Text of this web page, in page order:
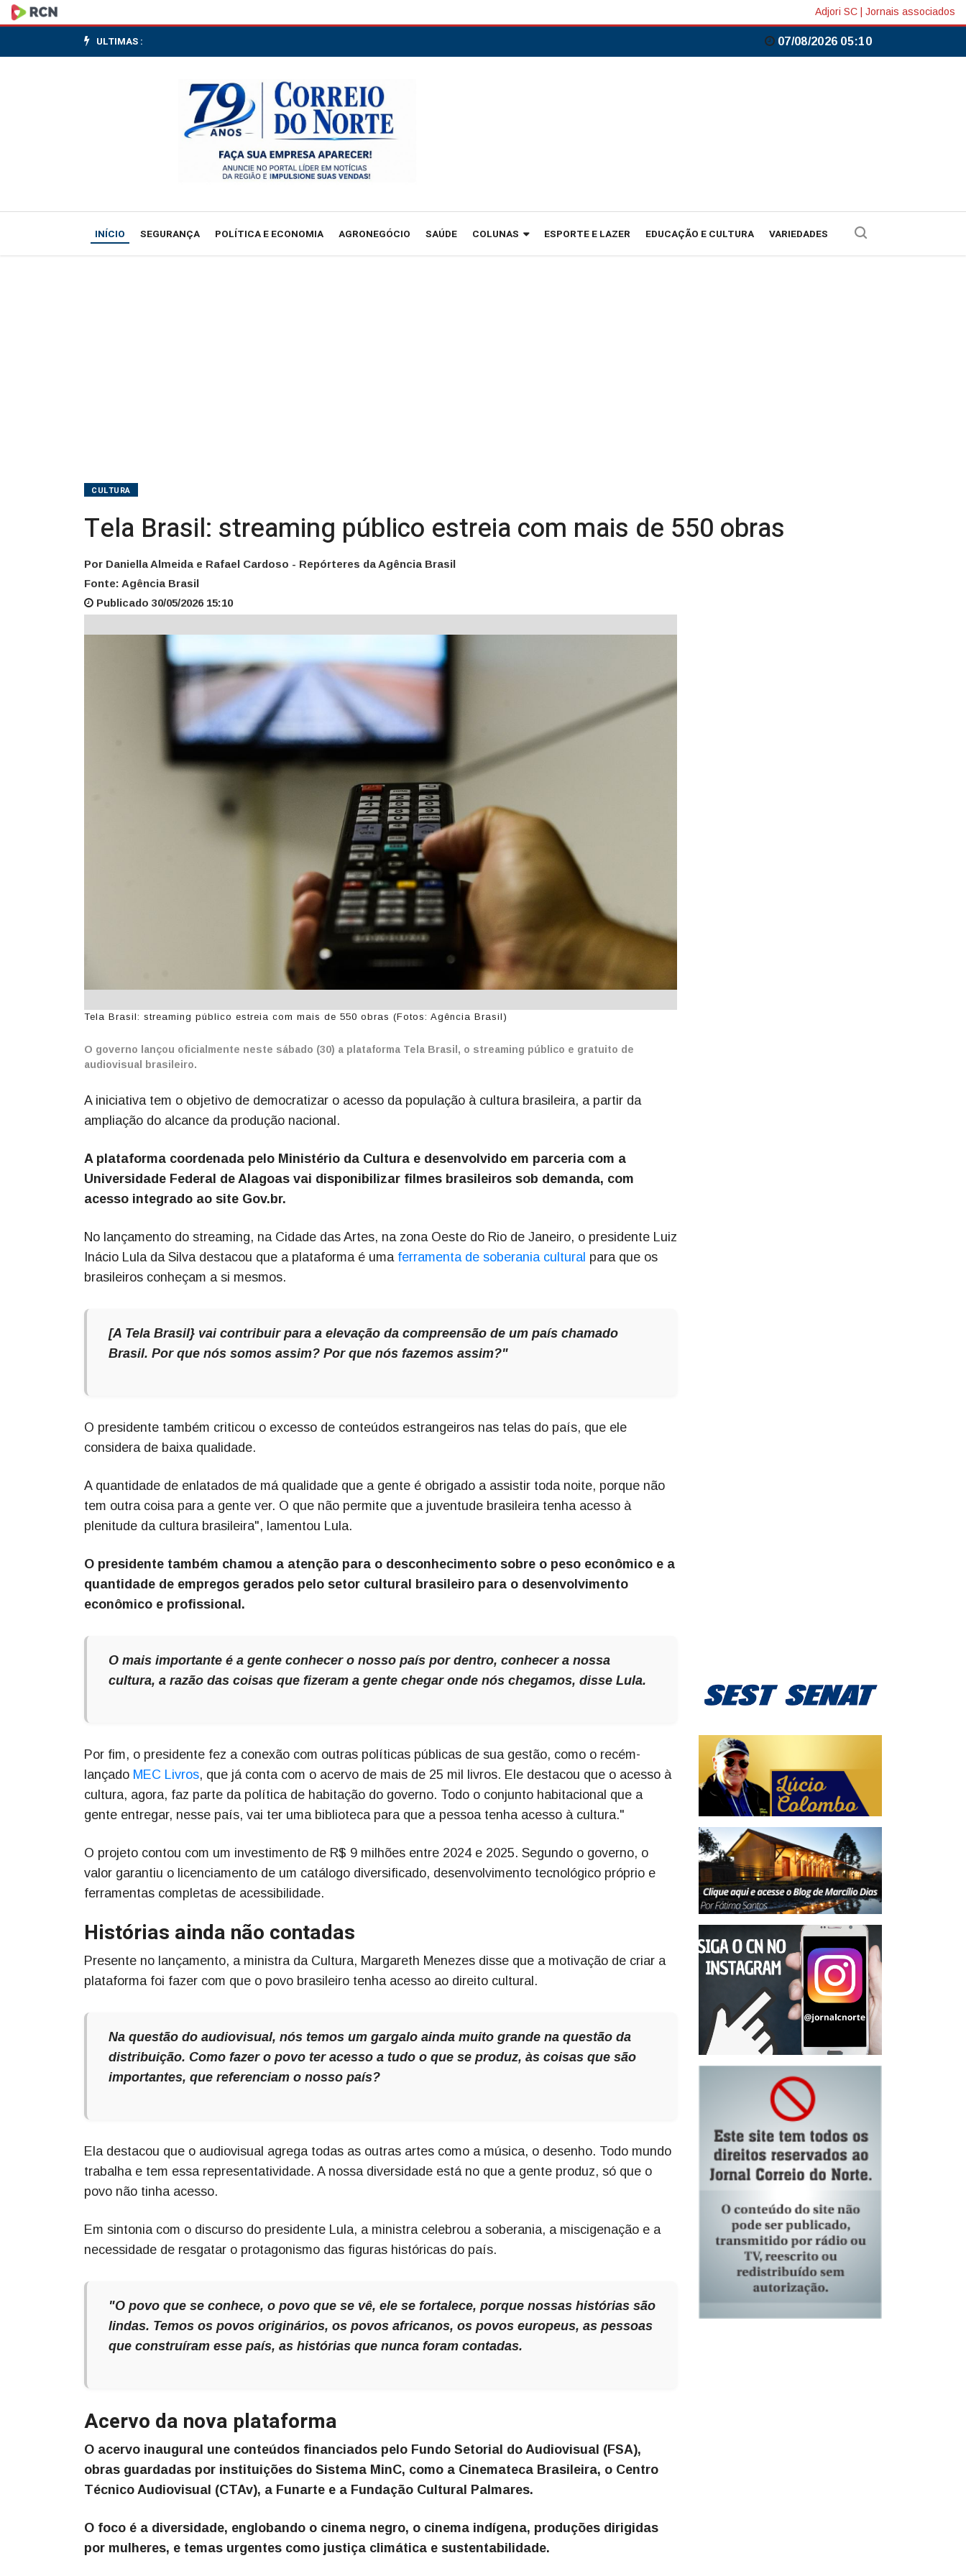
Tela
Brasil:
mais
Adjori SC Jornais associados
ULTIMAS : 07/08/2026 05:10
INÍCIO SEGURANÇA POLÍTICA E ECONOMIA AGRONEGÓCIO SAÚDE COLUNAS ESPORTE E LAZER EDUCAÇÃO E CULTURA VARIEDADES
CULTURA
Tela Brasil: streaming público estreia com mais de 550 obras
Por Daniella Almeida e Rafael Cardoso - Repórteres da Agência Brasil
Fonte: Agência Brasil
Publicado 30/05/2026 15:10
Tela Brasil: streaming público estreia com mais de 550 obras (Fotos: Agência Brasil)
O governo lançou oficialmente neste sábado (30) a plataforma Tela Brasil, o streaming público e gratuito de
audiovisual brasileiro.
A iniciativa tem o objetivo de democratizar o acesso da população à cultura brasileira, a partir da
ampliação do alcance da produção nacional.
A plataforma coordenada pelo Ministério da Cultura e desenvolvido em parceria com a
Universidade Federal de Alagoas vai disponibilizar filmes brasileiros sob demanda, com
acesso integrado ao site Gov.br.
No lançamento do streaming, na Cidade das Artes, na zona Oeste do Rio de Janeiro, o presidente Luiz
Inácio Lula da Silva destacou que a plataforma é uma ferramenta de soberania cultural para que os
brasileiros conheçam a si mesmos.
[A Tela Brasil} vai contribuir para a elevação da compreensão de um país chamado
Brasil. Por que nós somos assim? Por que nós fazemos assim?"
O presidente também criticou o excesso de conteúdos estrangeiros nas telas do país, que ele
considera de baixa qualidade.
A quantidade de enlatados de má qualidade que a gente é obrigado a assistir toda noite, porque não
tem outra coisa para a gente ver. O que não permite que a juventude brasileira tenha acesso à
plenitude da cultura brasileira", lamentou Lula.
O presidente também chamou a atenção para o desconhecimento sobre o peso econômico e a
quantidade de empregos gerados pelo setor cultural brasileiro para o desenvolvimento
econômico e profissional.
O mais importante é a gente conhecer o nosso país por dentro, conhecer a nossa
cultura, a razão das coisas que fizeram a gente chegar onde nós chegamos, disse Lula.
Por fim, o presidente fez a conexão com outras políticas públicas de sua gestão, como o recém-
lançado MEC Livros, que já conta com o acervo de mais de 25 mil livros. Ele destacou que o acesso à
cultura, agora, faz parte da política de habitação do governo. Todo o conjunto habitacional que a
gente entregar, nesse país, vai ter uma biblioteca para que a pessoa tenha acesso à cultura."
O projeto contou com um investimento de R$ 9 milhões entre 2024 e 2025. Segundo o governo, o
valor garantiu o licenciamento de um catálogo diversificado, desenvolvimento tecnológico próprio e
ferramentas completas de acessibilidade.
Histórias ainda não contadas
Presente no lançamento, a ministra da Cultura, Margareth Menezes disse que a motivação de criar a
plataforma foi fazer com que o povo brasileiro tenha acesso ao direito cultural.
Na questão do audiovisual, nós temos um gargalo ainda muito grande na questão da
distribuição. Como fazer o povo ter acesso a tudo o que se produz, às coisas que são
importantes, que referenciam o nosso país?
Ela destacou que o audiovisual agrega todas as outras artes como a música, o desenho. Todo mundo
trabalha e tem essa representatividade. A nossa diversidade está no que a gente produz, só que o
povo não tinha acesso.
Em sintonia com o discurso do presidente Lula, a ministra celebrou a soberania, a miscigenação e a
necessidade de resgatar o protagonismo das figuras históricas do país.
"O povo que se conhece, o povo que se vê, ele se fortalece, porque nossas histórias são
lindas. Temos os povos originários, os povos africanos, os povos europeus, as pessoas
que construíram esse país, as histórias que nunca foram contadas.
Acervo da nova plataforma
O acervo inaugural une conteúdos financiados pelo Fundo Setorial do Audiovisual (FSA),
obras guardadas por instituições do Sistema MinC, como a Cinemateca Brasileira, o Centro
Técnico Audiovisual (CTAv), a Funarte e a Fundação Cultural Palmares.
O foco é a diversidade, englobando o cinema negro, o cinema indígena, produções dirigidas
por mulheres, e temas urgentes como justiça climática e sustentabilidade.